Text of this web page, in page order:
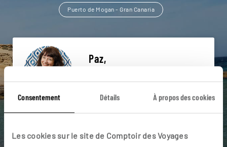
Consentement Détails À propos des cookies
Les cookies sur le site de Comptoir des Voyages
Puerto de Mogan - Gran Canaria
Paz,
Lire son interview
Ils sauront organiser votre itinéraire au plus